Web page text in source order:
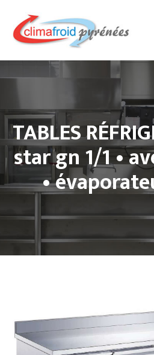
TABLES
star gn 1/1 •
•